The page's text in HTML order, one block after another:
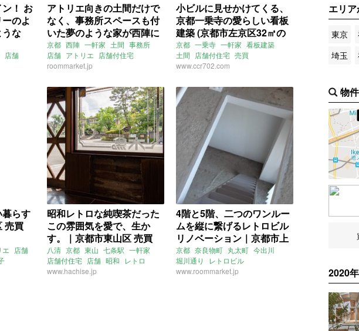
！ お
のよ
な
買物
店舗
アトリエ向きの土間だけで
なく、事務所スペースも付
いた夢のような家が西陣に
(京都市上京区の賃貸物件)
京都 西陣 一軒家 土間 事務所
店舗 アトリエ
店舗付住宅
事務所付住宅
roommarket.jp
小ビルに見せかけてくる、
京都一乗寺の愛らしい看板
建築 (京都市左京区32㎡の
売買物件)
京都 一乗寺 一軒家 看板建築
土間
店舗付住宅 売買
www.ccr702.com
らす
売買
エ
店舗
昭和レトロな純喫茶だった
この雰囲気を愛で、生か
す。｜京都市東山区 売買
119㎡
八清 京都 東山 七条駅 一軒家
店舗付住宅 店舗 昭和 レトロ
喫茶店
www.hachise.jp
4階と5階、二つのワンルー
ムを縦に繋げるレトロビル
リノベーション｜京都市上
京区 賃貸 34㎡
京都 奈良物町 丸太町 今出川
堀川通り
レトロビル
リノベーション 事務所
www.roommarket.jp
エリ
東京
埼玉
物
2020